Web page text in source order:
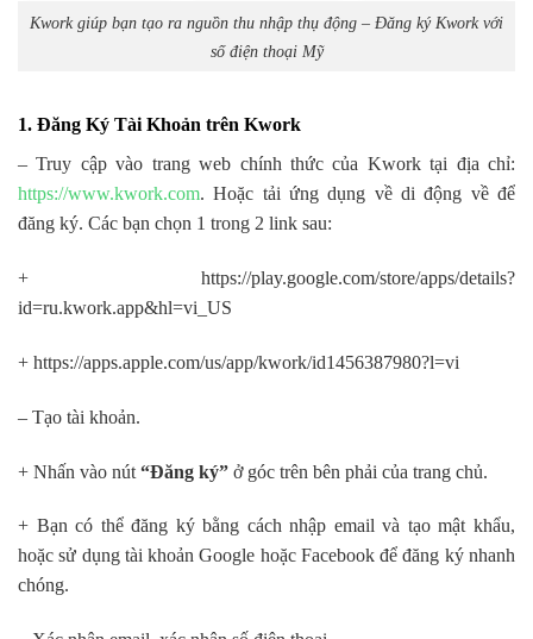
Kwork giúp bạn tạo ra nguồn thu nhập thụ động – Đăng ký Kwork với
số điện thoại Mỹ
1. Đăng Ký Tài Khoản trên Kwork
– Truy cập vào trang web chính thức của Kwork tại địa chỉ:
https://www.kwork.com. Hoặc tải ứng dụng về di động về để
đăng ký. Các bạn chọn 1 trong 2 link sau:
+ https://play.google.com/store/apps/details?
id=ru.kwork.app&hl=vi_US
+ https://apps.apple.com/us/app/kwork/id1456387980?l=vi
– Tạo tài khoản.
+ Nhấn vào nút “Đăng ký” ở góc trên bên phải của trang chủ.
+ Bạn có thể đăng ký bằng cách nhập email và tạo mật khẩu,
hoặc sử dụng tài khoản Google hoặc Facebook để đăng ký nhanh
chóng.